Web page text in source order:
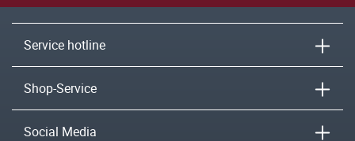
Service hotline
Shop-Service
Social Media